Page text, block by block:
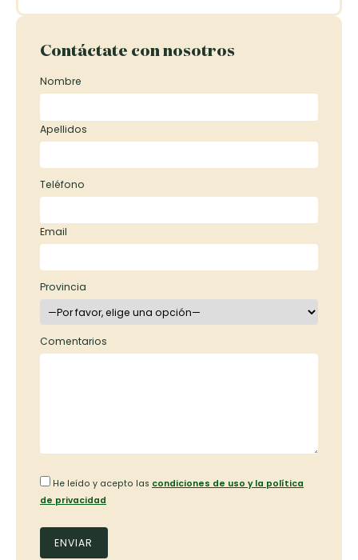
Contáctate con nosotros
Nombre
Apellidos
Teléfono
Email
Provincia
Comentarios
He leído y acepto las condiciones de uso y la política
de privacidad